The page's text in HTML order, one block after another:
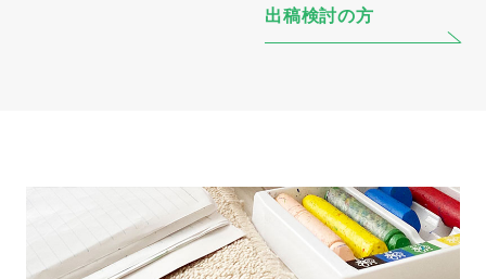
出稿検討の方